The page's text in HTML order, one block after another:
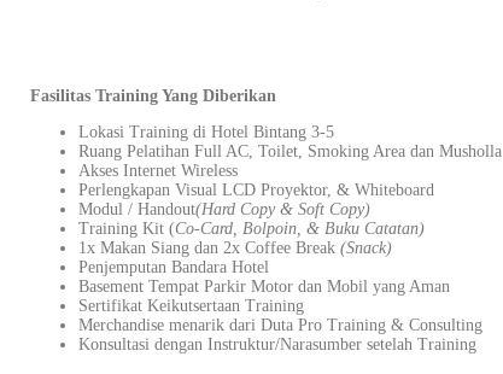
Fasilitas Training Yang Diberikan
Lokasi Training di Hotel Bintang 3-5
Ruang Pelatihan Full AC, Toilet, Smoking Area dan Musholla
Akses Internet Wireless
Perlengkapan Visual LCD Proyektor, & Whiteboard
Modul / Handout(Hard Copy & Soft Copy)
Training Kit (Co-Card, Bolpoin, & Buku Catatan)
1x Makan Siang dan 2x Coffee Break (Snack)
Penjemputan Bandara Hotel
Basement Tempat Parkir Motor dan Mobil yang Aman
Sertifikat Keikutsertaan Training
Merchandise menarik dari Duta Pro Training & Consulting
Konsultasi dengan Instruktur/Narasumber setelah Training